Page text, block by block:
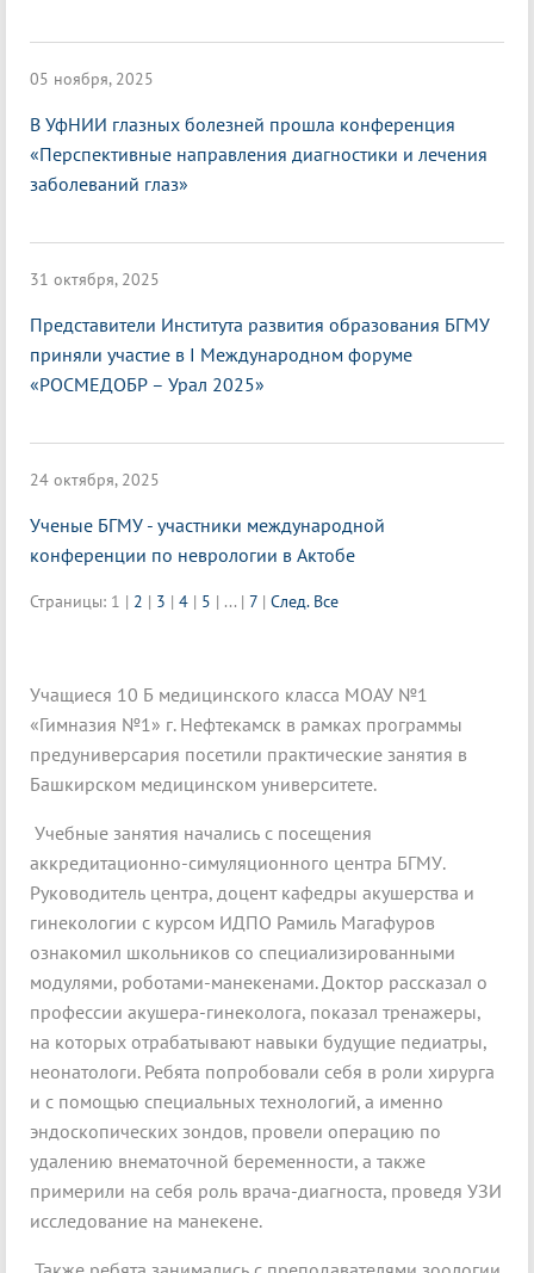
05 ноября, 2025
В УфНИИ глазных болезней прошла конференция
«Перспективные направления диагностики и лечения
заболеваний глаз»
31 октября, 2025
Представители Института развития образования БГМУ
приняли участие в I Международном форуме
«РОСМЕДОБР – Урал 2025»
24 октября, 2025
Ученые БГМУ - участники международной
конференции по неврологии в Актобе
Страницы: 1 | 2 | 3 | 4 | 5 | ... | 7 | След. Все
Учащиеся 10 Б медицинского класса МОАУ №1
«Гимназия №1» г. Нефтекамск в рамках программы
предуниверсария посетили практические занятия в
Башкирском медицинском университете.
Учебные занятия начались с посещения
аккредитационно-симуляционного центра БГМУ.
Руководитель центра, доцент кафедры акушерства и
гинекологии с курсом ИДПО Рамиль Магафуров
ознакомил школьников со специализированными
модулями, роботами-манекенами. Доктор рассказал о
профессии акушера-гинеколога, показал тренажеры,
на которых отрабатывают навыки будущие педиатры,
неонатологи. Ребята попробовали себя в роли хирурга
и с помощью специальных технологий, а именно
эндоскопических зондов, провели операцию по
удалению внематочной беременности, а также
примерили на себя роль врача-диагноста, проведя УЗИ
исследование на манекене.